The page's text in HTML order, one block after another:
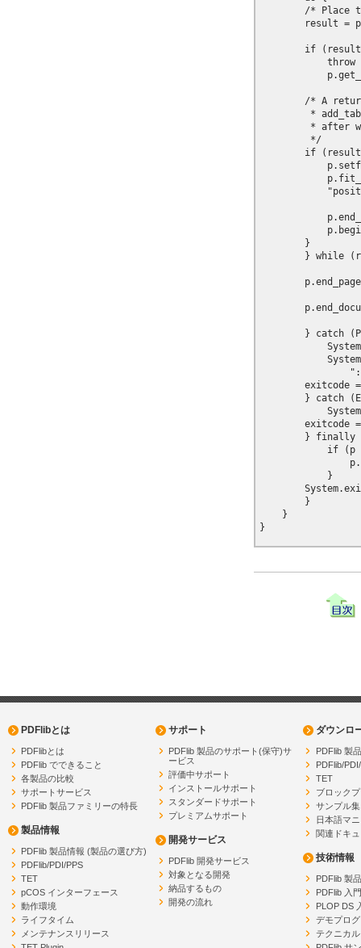
PDFlibとは
PDFlibとは
PDFlib でできること
各製品の比較
サポートサービス
PDFlib 製品ファミリーの特長
製品情報
PDFlib 製品情報 (製品の選び方)
PDFlib/PDI/PPS
TET
pCOS インターフェース
動作環境
ライフタイム
メンテナンスリリース
サポート
PDFlib 製品のサポート(保守)サ
ービス
評価中サポート
インストールサポート
スタンダードサポート
プレミアムサポート
開発サービス
PDFlib 開発サービス
対象となる開発
納品するもの
開発の流れ
ダウンロ
PDFlib 製
PDFlib/
TET
ブロック
サンプル集
日本語マ
関連ドキ
技術情報
PDFlib 製
PDFlib 入門
PLOP DS
デモプロ
テクニカ